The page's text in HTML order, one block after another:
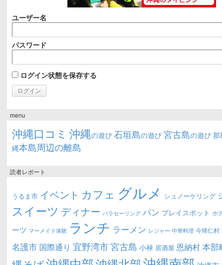
ユーザー名
パスワード
ログイン状態を保存する
menu
沖縄口コミ 沖縄の遊び 石垣島の遊び 宮古島の遊び 那
縄本島周辺の離島
読者レポート
うるま市 イベント カフェ グルメ シュノーケリング
スイーツ ディナー パラセーリング パン プレイスポット ホ
ーツ マーメイド体験 ランチ ラーメン レジャー 中華料理 今帰仁村
名護市 国際通り 宜野湾市宮古島 小禄 居酒屋 恩納村本部